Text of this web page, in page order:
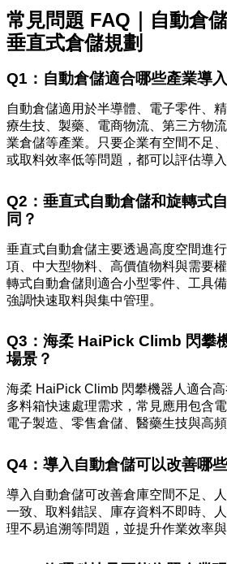
常見問題 FAQ｜自動倉
垂直式倉儲規劃
Q1：自動倉儲適合哪些產業導
自動倉儲適用於半導體、電子零件、
療生技、製藥、電商物流、第三方物
業倉儲等產業。只要企業有空間不足
或取料效率低等問題，都可以評估導入
Q2：垂直式自動倉儲和旋轉式
同？
垂直式自動倉儲主要透過高度空間進
項、中大型物料、高價值物料與需要
轉式自動倉儲則適合小型零件、工具
強調快速取料與集中管理。
Q3：海柔 HaiPick Climb 閃攀
場景？
海柔 HaiPick Climb 閃攀機器人適合
多料箱快速處理需求，常見應用包含
電子製造、零售倉儲、醫藥生技與高頻
Q4：導入自動倉儲可以改善哪
導入自動倉儲可改善倉庫空間不足、
一致、取料錯誤、庫存資料不即時、
理不易追溯等問題，並提升作業效率與